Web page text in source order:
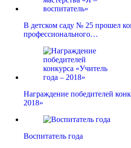
В детском саду № 25 прошел
профессионального…
Награждение победителей
2018»
Воспитатель года